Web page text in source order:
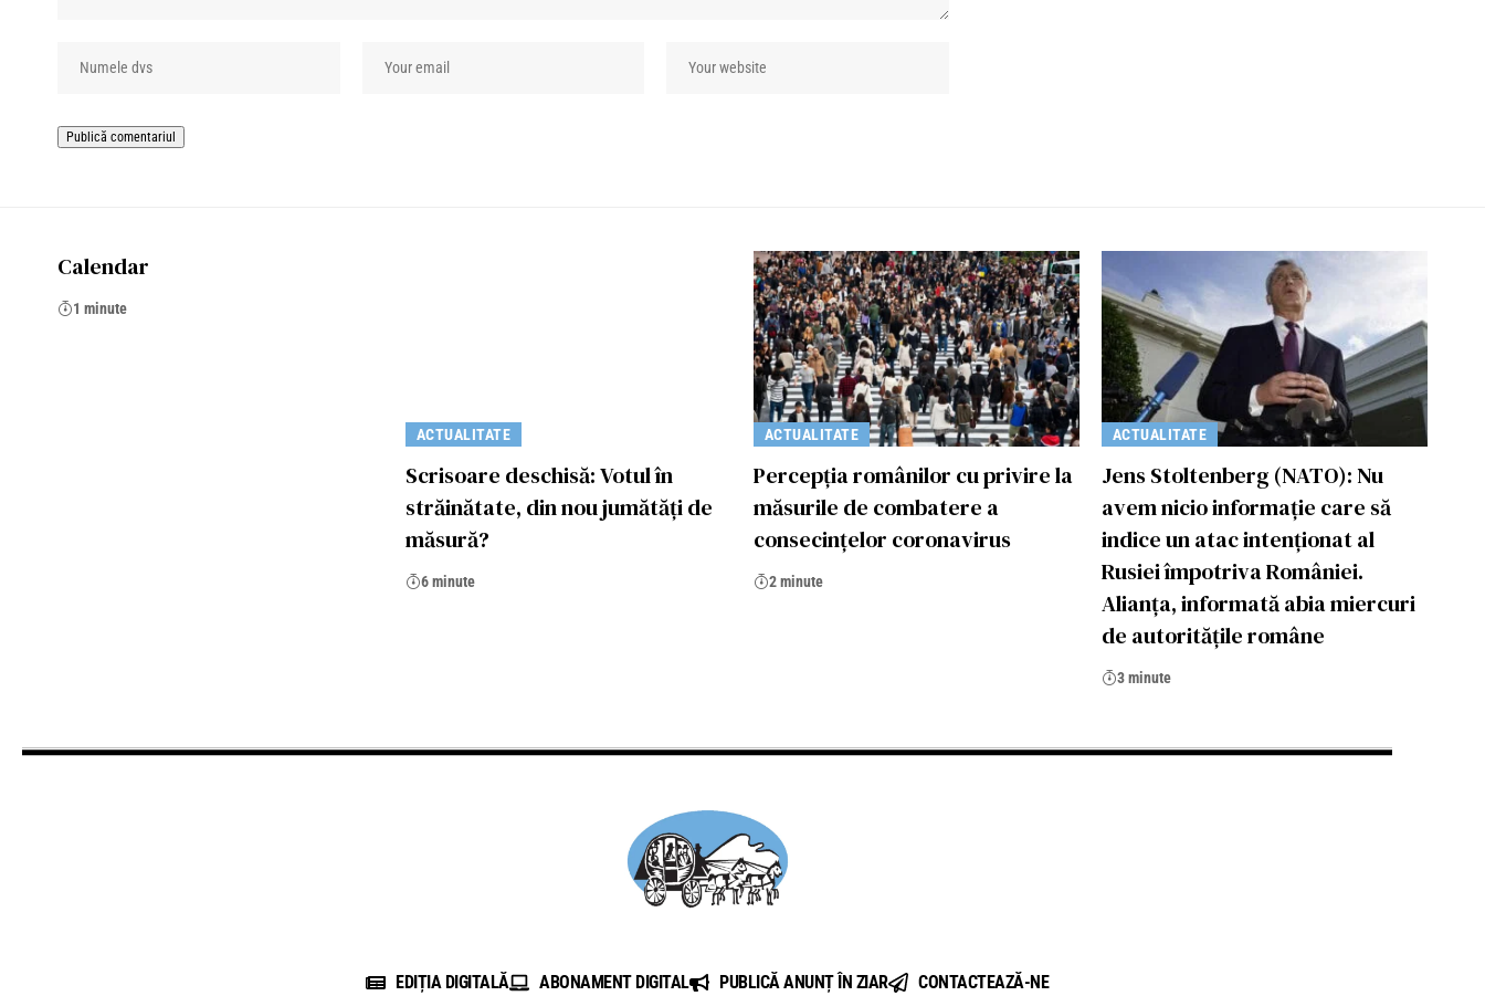
Calendar
1 minute
ACTUALITATE
Scrisoare deschisă: Votul în
străinătate, din nou jumătăți de
măsură?
6 minute
ACTUALITATE
Percepția românilor cu privire la
măsurile de combatere a
consecințelor coronavirus
2 minute
ACTUALITATE
Jens Stoltenberg (NATO): Nu
avem nicio informație care să
indice un atac intenționat al
Rusiei împotriva României.
Alianța, informată abia miercuri
de autoritățile române
3 minute
EDIȚIA DIGITALĂ ABONAMENT DIGITAL PUBLICĂ ANUNȚ ÎN ZIAR CONTACTEAZĂ-NE